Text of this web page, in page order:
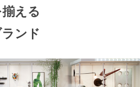
える
ンド